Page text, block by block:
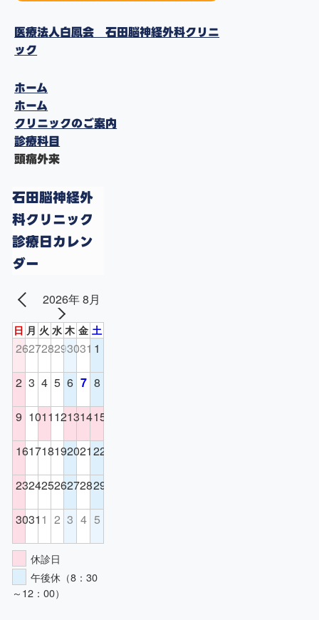
医療法人白鳳会 石田脳神経外科クリニ
ック
ホーム
ホーム
クリニックのご案内
診療科目
頭痛外来
石田脳神経外
科クリニック
診療日カレン
ダー
2026年 8月
日 月 火 水 木 金 土
262728293031 1
2 3 4 5 6 7 8
9 101112131415
16171819202122
23242526272829
30311 2 3 4 5
休診日
午後休（8：30
～12：00）